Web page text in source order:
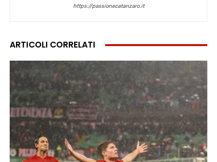
https://passionecatanzaro.it
ARTICOLI CORRELATI